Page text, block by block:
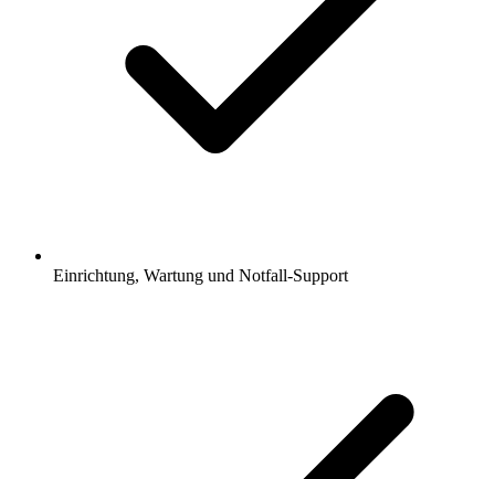
Einrichtung, Wartung und Notfall-Support